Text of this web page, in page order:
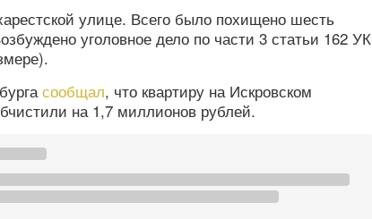
улице. Всего было похищено шесть
уголовное дело по части 3 статьи 162 УК
сообщал, что квартиру на Искровском
на 1,7 миллионов рублей.